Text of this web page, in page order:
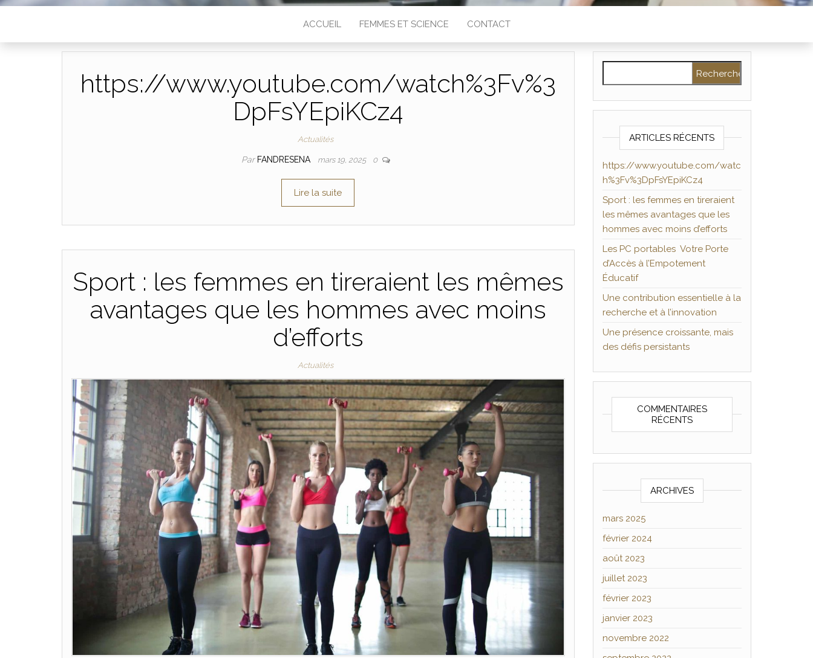
ACCUEIL FEMMES ET SCIENCE CONTACT
https://www.youtube.com/watch%3Fv%3
DpFsYEpiKCz4
Actualités
Par FANDRESENA mars 19, 2025 0
Lire la suite
Sport : les femmes en tireraient les mêmes
avantages que les hommes avec moins
d’efforts
Actualités
ARTICLES RÉCENTS
https://www.youtube.com/watc
h%3Fv%3DpFsYEpiKCz4
Sport : les femmes en tireraient
les mêmes avantages que les
hommes avec moins d’efforts
Les PC portables Votre Porte
d’Accès à l’Empotement
Éducatif
Une contribution essentielle à la
recherche et à l’innovation
Une présence croissante, mais
des défis persistants
COMMENTAIRES
RÉCENTS
ARCHIVES
mars 2025
février 2024
août 2023
juillet 2023
février 2023
janvier 2023
novembre 2022